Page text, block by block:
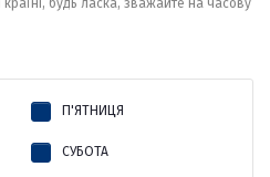
П'ЯТНИЦЯ
СУБОТА